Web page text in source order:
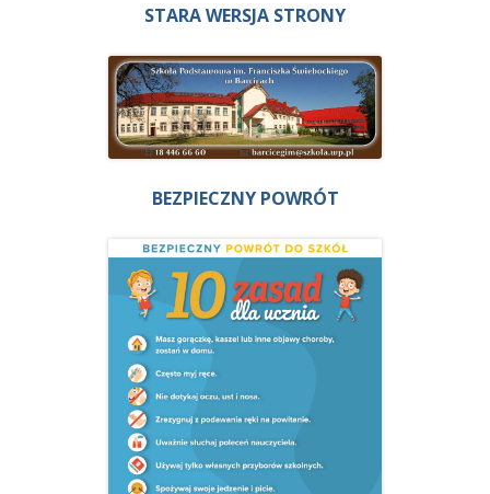
STARA WERSJA STRONY
BEZPIECZNY POWRÓT